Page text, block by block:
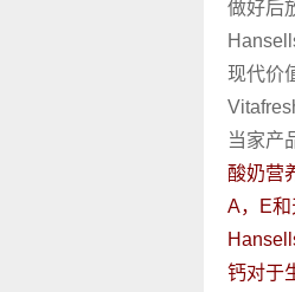
做好后
现代价
当家产
酸奶营
A，E和
钙对于